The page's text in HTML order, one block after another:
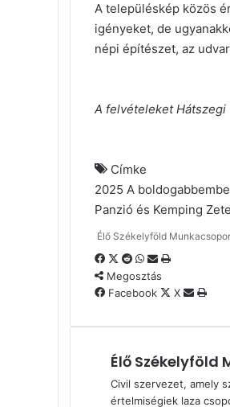
A településkép közös
igényeket, de
népi építészet, az
A felvételeket Hátszegi
Címke
2025 A
Panzió és Kemping
Élő Székelyföld
Facebook
X Reddit
WhatsApp
Megosztás
email-
ben
Nyomtatás
Megosztás
Facebook
X
ben
Élő Székelyföld
Civil szervezet, amely
értelmiségiek laza